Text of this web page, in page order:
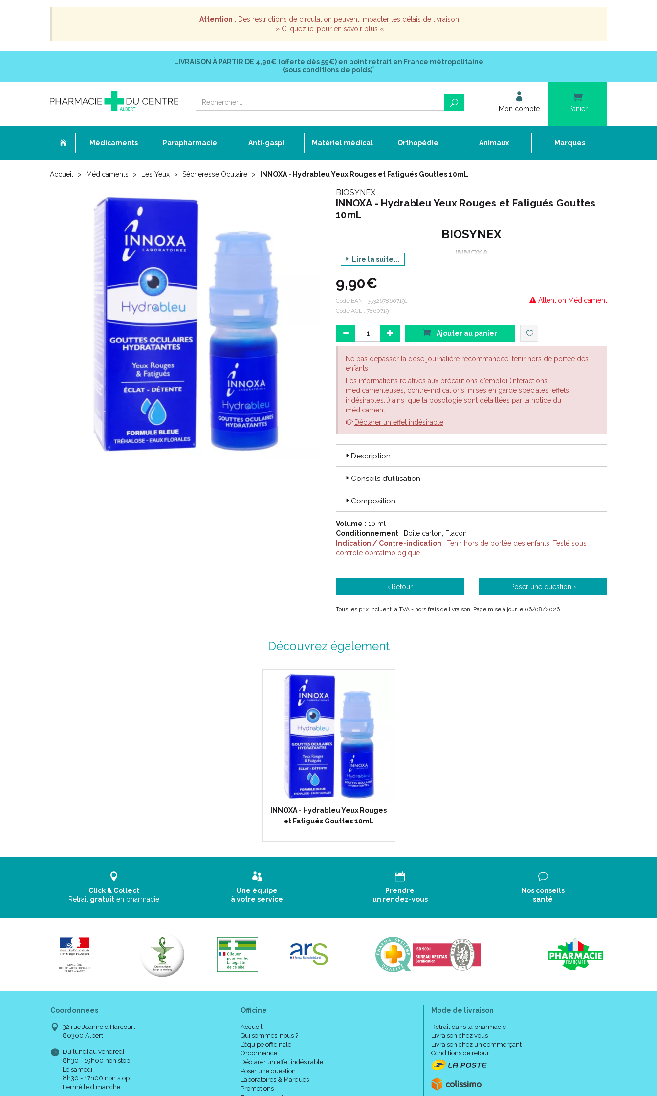
Attention : Des restrictions de circulation peuvent impacter les délais de livraison.
» Cliquez ici pour en savoir plus «
LIVRAISON À PARTIR DE 4,90€ (offerte dès 59€) en point retrait en France métropolitaine
(sous conditions de poids)*
Mon compte Panier
Médicaments Parapharmacie Anti-gaspi Matériel médical Orthopédie Animaux Marques
Accueil Médicaments Les Yeux Sécheresse Oculaire INNOXA - Hydrableu Yeux Rouges et Fatigués Gouttes 10mL
BIOSYNEX
INNOXA - Hydrableu Yeux Rouges et Fatigués Gouttes
10mL
BIOSYNEX
INNOXA
Code EAN : 3532678607191
Code ACL : 7860719
Lire la suite...
9,90€
Attention Médicament
Code EAN : 3532678607191
Code ACL : 7860719
Ajouter au panier
Ne pas dépasser la dose journalière recommandée, tenir hors de portée des
enfants.
Les informations relatives aux précautions d’emploi (interactions
médicamenteuses, contre-indications, mises en garde spéciales, effets
indésirables...) ainsi que la posologie sont détaillées par la notice du
médicament.
Déclarer un effet indésirable
Description
Conseils d’utilisation
Composition
Volume : 10 ml
Conditionnement : Boite carton, Flacon
Indication / Contre-indication : Tenir hors de portée des enfants, Testé sous
contrôle ophtalmologique
‹ Retour Poser une question ›
Tous les prix incluent la TVA - hors frais de livraison. Page mise à jour le 06/08/2026.
Découvrez également
INNOXA - Hydrableu Yeux Rouges
et Fatigués Gouttes 10mL
Click & Collect
Retrait gratuit en pharmacie
Une équipe
à votre service
Prendre
un rendez-vous
Nos conseils
santé
Coordonnées
32 rue Jeanne d’Harcourt
80300 Albert
Du lundi au vendredi
8h30 - 19h00 non stop
Le samedi
8h30 - 17h00 non stop
Fermé le dimanche
Officine
Accueil
Qui sommes-nous ?
L’équipe officinale
Ordonnance
Déclarer un effet indésirable
Poser une question
Laboratoires & Marques
Promotions
Mode de livraison
Retrait dans la pharmacie
Livraison chez vous
Livraison chez un commerçant
Conditions de retour